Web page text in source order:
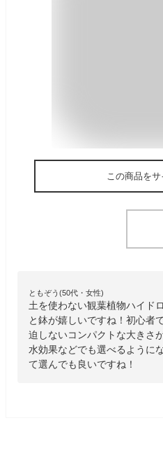
この商品を
ともぞう(50代・女性)
土を使わない観葉植物ハイド
と鉢が嬉しいですね！初心者
迫しないコンパクトな大きさ
水効果などでも選べるように
て選んでも良いですね！